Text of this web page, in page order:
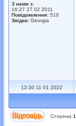
З нами з:
16:27 27 02 2011
Повідомлення: 510
Звідки: Georgia
12:30 11 01 2022
Сторінка 1